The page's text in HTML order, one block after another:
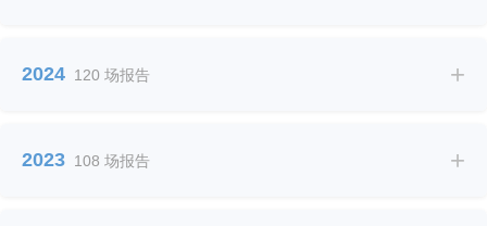
孙建：机器学习驱动的物质模拟方法发展及其应用
肖建平：计算和数据驱动催化剂理性设计
▶
2024 120 场报告 +
2023 108 场报告 +